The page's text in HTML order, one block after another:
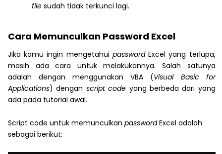
file sudah tidak terkunci lagi.
Cara Memunculkan Password Excel
Jika kamu ingin mengetahui passwordExcel yang terlupa,
masih ada cara untuk melakukannya. Salah satunya
adalah dengan menggunakan VBA (Visual Basic for
Applications) dengan script code yang berbeda dari yang
ada pada tutorial awal.
Script code untuk memunculkan passwordExcel adalah
sebagai berikut: